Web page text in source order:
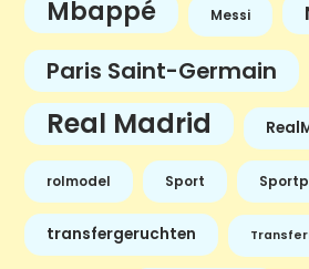
Mbappé Messi
Paris Saint-Germain
Real Madrid
rolmodel Sport
transfergeruchten